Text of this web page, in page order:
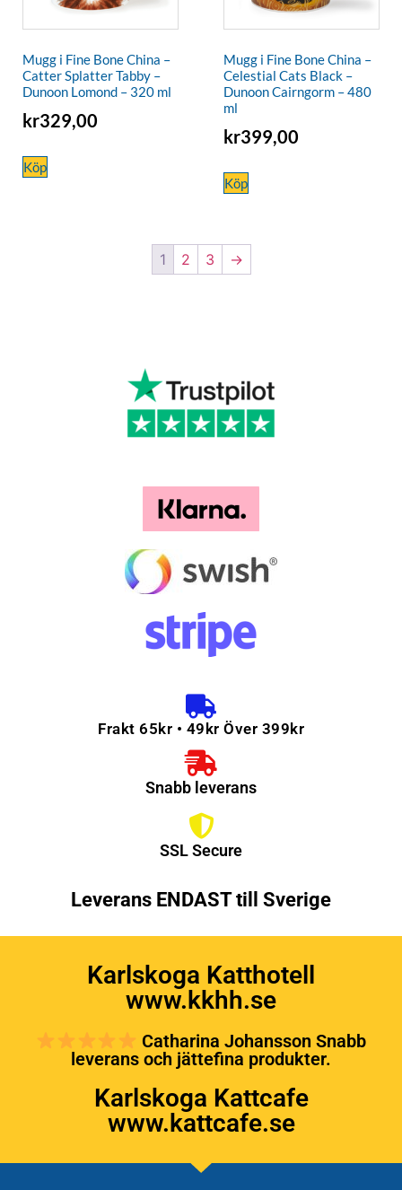
Mugg i Fine Bone China –
Catter Splatter Tabby –
Dunoon Lomond – 320 ml
kr329,00
Köp
Mugg i Fine Bone China –
Celestial Cats Black –
Dunoon Cairngorm – 480
ml
kr399,00
Köp
1 2 3 →
Frakt 65kr • 49kr Över 399kr
Snabb leverans
SSL Secure
Leverans ENDAST till Sverige
Karlskoga Katthotell
www.kkhh.se
Catharina Johansson Snabb
leverans och jättefina produkter.
Karlskoga Kattcafe
www.kattcafe.se